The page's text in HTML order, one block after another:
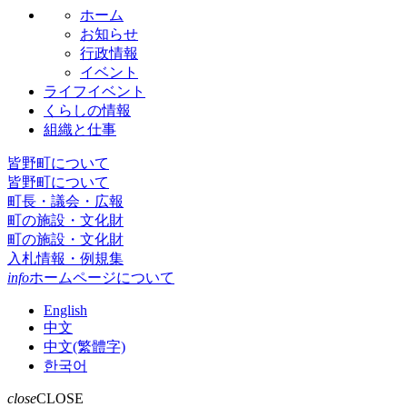
ホーム
お知らせ
行政情報
イベント
ライフイベント
くらしの情報
組織と仕事
皆野町について
皆野町について
町長・議会・広報
町の施設・文化財
町の施設・文化財
入札情報・例規集
infoホームページについて
English
中文
中文(繁體字)
한국어
closeCLOSE